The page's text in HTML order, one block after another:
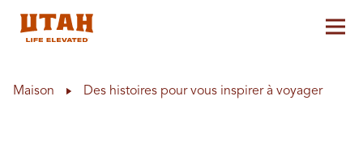
Maison Des histoires pour vous inspirer à voyager